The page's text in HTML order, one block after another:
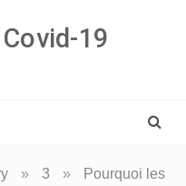
19
» 3 »
Pourquoi les